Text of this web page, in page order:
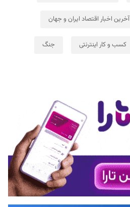
آخرین اخبار اقتصاد ایران و جهان
کسب و کار اینترنتی جنگ